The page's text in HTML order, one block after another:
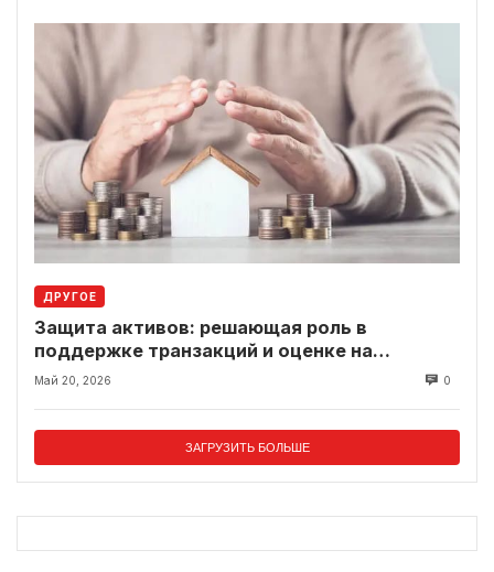
ДРУГОЕ
Защита активов: решающая роль в
поддержке транзакций и оценке на
современном рынке
Май 20, 2026 0
ЗАГРУЗИТЬ БОЛЬШЕ